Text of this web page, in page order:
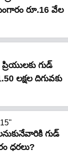
రూ.16 వేల
గుడ్
లక్షల దిగువకు
గుడ్
ధరలు?